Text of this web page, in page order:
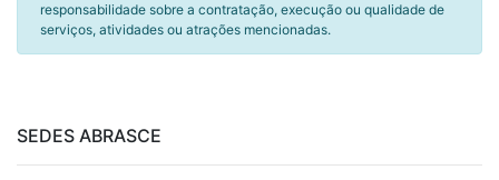
responsabilidade sobre a contratação, execução ou qualidade de
serviços, atividades ou atrações mencionadas.
SEDES ABRASCE